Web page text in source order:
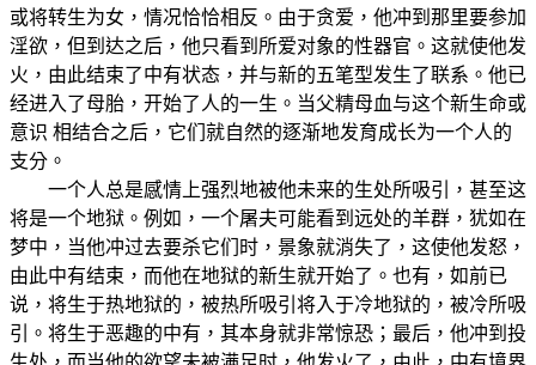
或将转生为女，情况恰恰相反。由于贪爱，他冲到那里要参加
淫欲，但到达之后，他只看到所爱对象的性器官。这就使他发
火，由此结束了中有状态，并与新的五笔型发生了联系。他已
经进入了母胎，开始了人的一生。当父精母血与这个新生命或
意识 相结合之后，它们就自然的逐渐地发育成长为一个人的
支分。
一个人总是感情上强烈地被他未来的生处所吸引，甚至这
将是一个地狱。例如，一个屠夫可能看到远处的羊群，犹如在
梦中，当他冲过去要杀它们时，景象就消失了，这使他发怒，
由此中有结束，而他在地狱的新生就开始了。也有，如前已
说，将生于热地狱的，被热所吸引将入于冷地狱的，被冷所吸
引。将生于恶趣的中有，其本身就非常惊恐；最后，他冲到投